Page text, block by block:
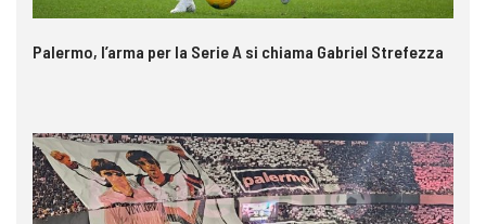
Palermo, l’arma per la Serie A si chiama Gabriel Strefezza